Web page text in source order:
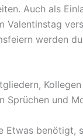
Auch als
Valentinstag
werden
Sprüchen und
Etwas benötigt,